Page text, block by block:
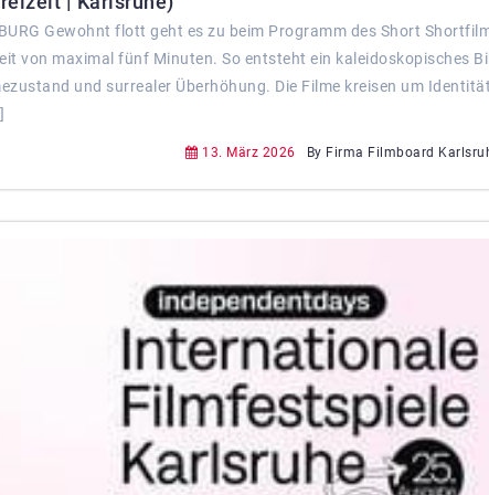
Gewohnt flott geht es zu beim Programm des Short
von maximal fünf Minuten. So entsteht ein kaleidoskopisches
und surrealer Überhöhung. Die Filme kreisen um
13. März 2026 By Firma Filmboard